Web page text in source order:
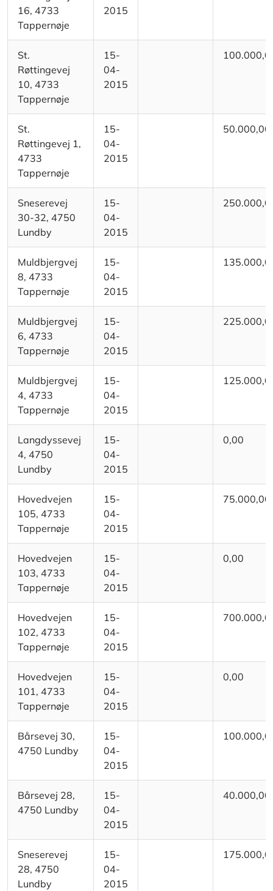
16, 4733
Tappernøje
2015
St.
Røttingevej
10, 4733
Tappernøje
15-
04-
2015
St.
Røttingevej 1,
4733
Tappernøje
15-
04-
2015
50.000,00
Sneserevej
30-32, 4750
Lundby
15-
04-
2015
Muldbjergvej
8, 4733
Tappernøje
15-
04-
2015
Muldbjergvej
6, 4733
Tappernøje
15-
04-
2015
Muldbjergvej
4, 4733
Tappernøje
15-
04-
2015
Langdyssevej
4, 4750
Lundby
15-
04-
2015
0,00
Hovedvejen
105, 4733
Tappernøje
15-
04-
2015
75.000,00
Hovedvejen
103, 4733
Tappernøje
15-
04-
2015
0,00
Hovedvejen
102, 4733
Tappernøje
15-
04-
2015
Hovedvejen
101, 4733
Tappernøje
15-
04-
2015
0,00
Bårsevej 30,
4750 Lundby
15-
04-
2015
Bårsevej 28,
4750 Lundby
15-
04-
2015
40.000,00
Sneserevej
28, 4750
Lundby
15-
04-
2015